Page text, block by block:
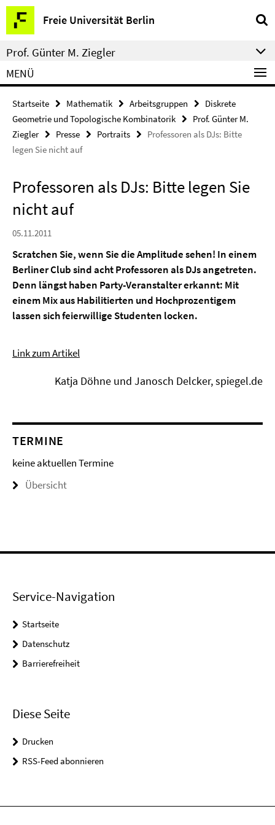
Springe
direkt
zu
Inhalt
Freie Universität Berlin
Service-
Navigation
Prof. Günter M. Ziegler
MENÜ
Startseite Mathematik Arbeitsgruppen
Diskrete
Geometrie und Topologische Kombinatorik
Prof. Günter M.
Ziegler
Presse Portraits
Professoren als DJs: Bitte
legen Sie nicht auf
Professoren als DJs: Bitte legen Sie
nicht auf
05.11.2011
Scratchen Sie, wenn Sie die Amplitude sehen! In einem
Berliner Club sind acht Professoren als DJs angetreten.
Denn längst haben Party-Veranstalter erkannt: Mit
einem Mix aus Habilitierten und Hochprozentigem
lassen sich feierwillige Studenten locken.
Link zum Artikel
Katja Döhne und Janosch Delcker, spiegel.de
TERMINE
keine aktuellen Termine
Übersicht
Service-Navigation
Startseite
Datenschutz
Barrierefreiheit
Diese Seite
Drucken
RSS-Feed abonnieren